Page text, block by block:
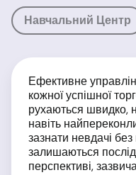
Навчальний Центр
Ефективне
кожної успішної
рухаються швидко,
навіть
зазнати невдачі
залишаються
перспективі,